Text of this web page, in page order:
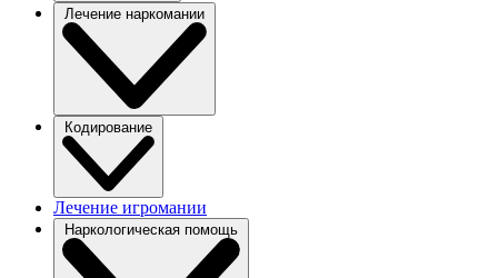
Лечение наркомании
Кодирование
Лечение игромании
Наркологическая помощь